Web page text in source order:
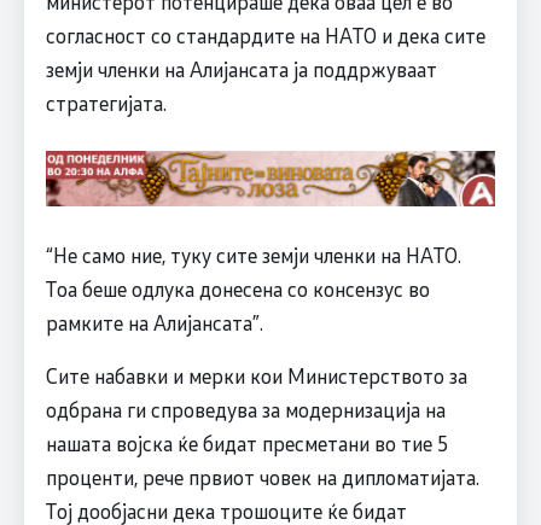
согласност со стандардите на НАТО и дека сите
земји членки на Алијансата ја поддржуваат
стратегијата.
“Не само ние, туку сите земји членки на НАТО.
Тоа беше одлука донесена со консензус во
рамките на Алијансата”.
Сите набавки и мерки кои Министерството за
одбрана ги спроведува за модернизација на
нашата војска ќе бидат пресметани во тие 5
проценти, рече првиот човек на дипломатијата.
Тој дообјасни дека трошоците ќе бидат